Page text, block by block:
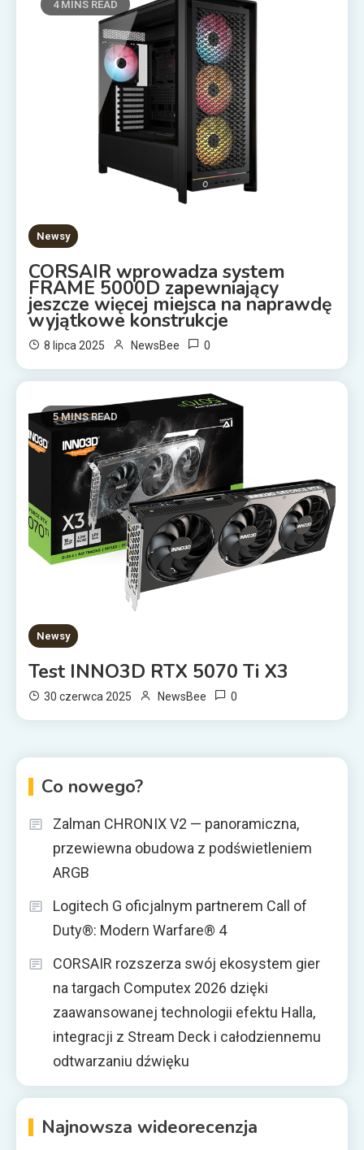
4 MINS READ
Newsy
CORSAIR wprowadza system
FRAME 5000D zapewniający
jeszcze więcej miejsca na naprawdę
wyjątkowe konstrukcje
8 lipca 2025 NewsBee 0
5 MINS READ
Newsy
Test INNO3D RTX 5070 Ti X3
30 czerwca 2025 NewsBee 0
Co nowego?
Zalman CHRONIX V2 — panoramiczna,
przewiewna obudowa z podświetleniem
ARGB
Logitech G oficjalnym partnerem Call of
Duty®: Modern Warfare® 4
CORSAIR rozszerza swój ekosystem gier
na targach Computex 2026 dzięki
zaawansowanej technologii efektu Halla,
integracji z Stream Deck i całodziennemu
odtwarzaniu dźwięku
Najnowsza wideorecenzja